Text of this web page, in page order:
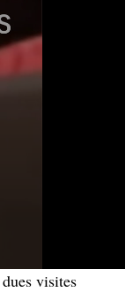
visites